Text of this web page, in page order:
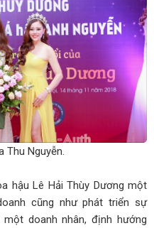
Thu Nguyễn.
hậu Lê Hải Thùy Dương một
cũng như phát triển sự
doanh nhân, định hướng